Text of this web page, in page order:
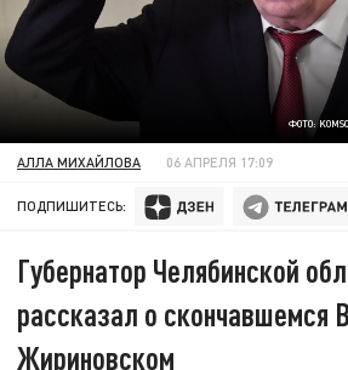
ФОТО:
АЛЛА МИХАЙЛОВА 06 АПРЕЛЯ 17:09
ПОДПИШИТЕСЬ:
Губернатор Челябинской
рассказал о скончавшемся
Жириновском